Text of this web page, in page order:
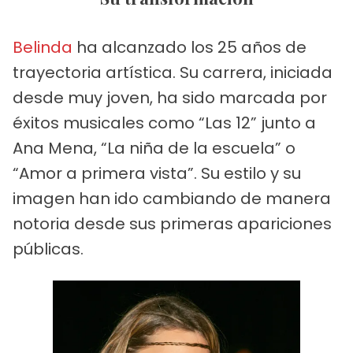
Belinda ha alcanzado los 25 años de
trayectoria artística. Su carrera, iniciada
desde muy joven, ha sido marcada por
éxitos musicales como “Las 12” junto a
Ana Mena, “La niña de la escuela” o
“Amor a primera vista”. Su estilo y su
imagen han ido cambiando de manera
notoria desde sus primeras apariciones
públicas.